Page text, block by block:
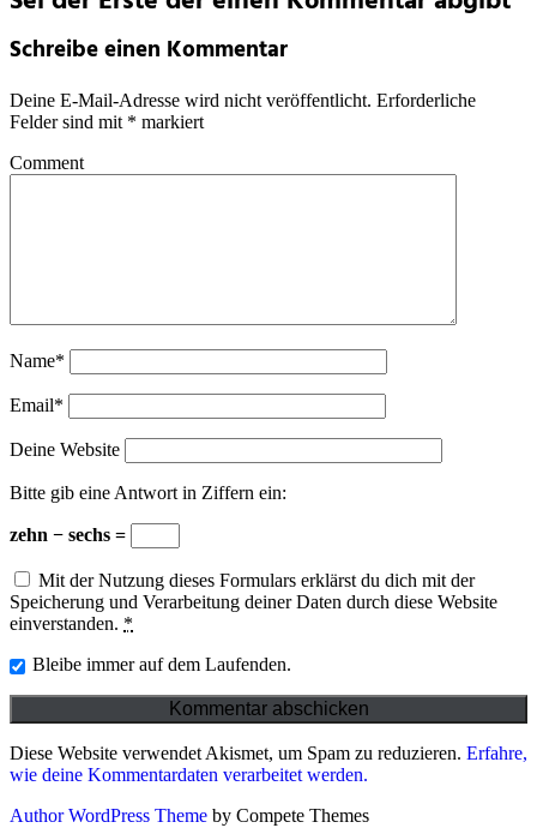
Schreibe einen Kommentar
Deine E-Mail-Adresse wird nicht veröffentlicht. Erforderliche
Felder sind mit * markiert
Comment
Name*
Email*
Deine Website
Bitte gib eine Antwort in Ziffern ein:
zehn − sechs =
Mit der Nutzung dieses Formulars erklärst du dich mit der
Speicherung und Verarbeitung deiner Daten durch diese Website
einverstanden. *
Bleibe immer auf dem Laufenden.
Diese Website verwendet Akismet, um Spam zu reduzieren. Erfahre,
wie deine Kommentardaten verarbeitet werden.
Author WordPress Theme by Compete Themes